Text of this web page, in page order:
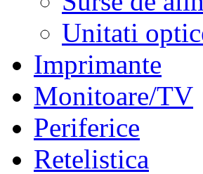
Unitati
Imprimante
Monitoare/TV
Periferice
Retelistica